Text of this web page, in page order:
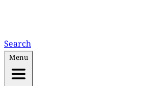
Search
Menu